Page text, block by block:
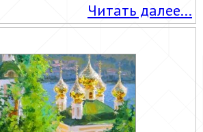
Читать далее...